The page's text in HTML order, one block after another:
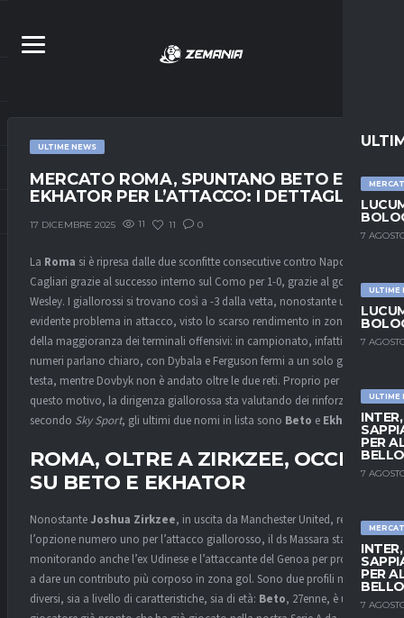
7
ULTIME
7
ULTIME
PER
7
PER
7
ULTIME NEWS
MERCATO ROMA, SPUNTANO BETO E
EKHATOR PER L’ATTACCO: I DETTAGLI
17 DICEMBRE 2025 11 11 0
La Roma si è ripresa dalle due sconfitte consecutive contro Napoli e
Cagliari grazie al successo interno sul Como per 1-0, grazie al gol di
Wesley. I giallorossi si trovano così a -3 dalla vetta, nonostante un
evidente problema in attacco, visto lo scarso rendimento in zona gol
della maggioranza dei terminali offensivi: in campionato, infatti, i
numeri parlano chiaro, con Dybala e Ferguson fermi a un solo gol a
testa, mentre Dovbyk non è andato oltre le due reti. Proprio per
questo motivo, la dirigenza giallorossa sta valutando dei rinforzi e,
secondo Sky Sport, gli ultimi due nomi in lista sono Beto e Ekhator.
ROMA, OLTRE A ZIRKZEE, OCCHI
SU BETO E EKHATOR
NonostanteJoshua Zirkzee, in uscita da Manchester United, resti
l’opzione numero uno per l’attacco giallorosso, il ds Massara sta
monitorando anche l’ex Udinese e l’attaccante del Genoa per provare
a dare un contributo più corposo in zona gol. Sono due profili molto
diversi, sia a livello di caratteristiche, sia di età: Beto, 27enne, è un